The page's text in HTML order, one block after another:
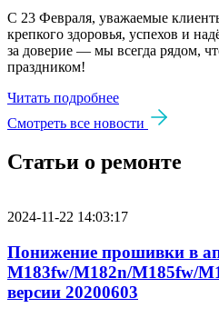
С 23 Февраля, уважаемые
крепкого здоровья, успехов и
за доверие — мы всегда рядом,
праздником!
Читать подробнее
Смотреть все новости
Статьи о ремонте
2024-11-22 14:03:17
Понижение прошивки в
M183fw/M182n/M185fw/
версии 20200603